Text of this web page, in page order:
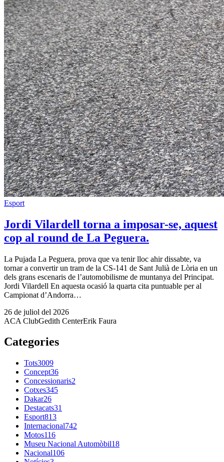
Esport
Jordi Vilardell torna a imposar-se, aquest
cop al round de La Peguera.
La Pujada La Peguera, prova que va tenir lloc ahir dissabte, va
tornar a convertir un tram de la CS-141 de Sant Julià de Lòria en un
dels grans escenaris de l’automobilisme de muntanya del Principat.
Jordi Vilardell En aquesta ocasió la quarta cita puntuable per al
Campionat d’Andorra…
26 de juliol del 2026
ACA ClubGedith CenterErik Faura
Categories
Tots3009
Concept36
Concessionaris2
Cotxes345
Dakar26
Destacats31
Esport813
Internacional742
Motos116
Museu Nacional Automòbil18
Nacional106